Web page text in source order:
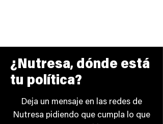
¿Nutresa, dónde está
tu política?
Deja un mensaje en las redes de
Nutresa pidiendo que cumpla lo que